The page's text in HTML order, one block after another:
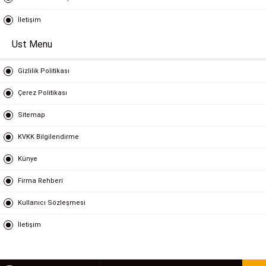
İletişim
Ust Menu
Gizlilik Politikası
Çerez Politikası
Sitemap
KVKK Bilgilendirme
Künye
Firma Rehberi
Kullanıcı Sözleşmesi
İletişim